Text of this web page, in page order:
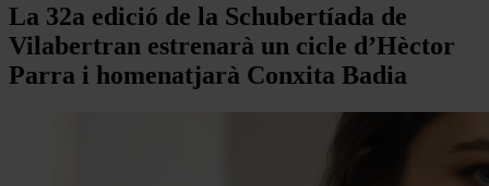
La 32a edició de la Schubertíada de
Vilabertran estrenarà un cicle d’Hèctor
Parra i homenatjarà Conxita Badia